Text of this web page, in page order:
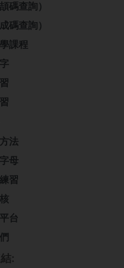
碼查詢）
碼查詢）
課程
法
母
習
台
: